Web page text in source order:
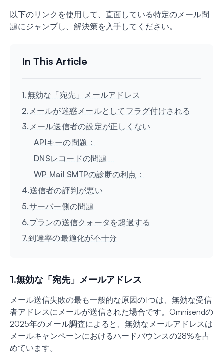
以下のリンクを使用して、直面している特定のメール問
題にジャンプし、解決策を入手してください。
1.無効な「宛先」メールアドレス
2.メールが迷惑メールとしてフラグ付けされる
3.メール送信者の設定が正しくない
APIキーの問題：
DNSレコードの問題：
WP Mail SMTPの診断の利点：
4.送信者の評判が悪い
5.サーバー側の問題
6.プランの送信クォータを超過する
7.到達率の最適化が不十分
1.無効な「宛先」メールアドレス
メール送信失敗の最も一般的な原因の1つは、無効な受信
者アドレスにメールが送信された場合です。Omnisendの
2025年のメール調査によると、無効なメールアドレスは
メールキャンペーンにおけるハードバウンスの28%を占
めています。